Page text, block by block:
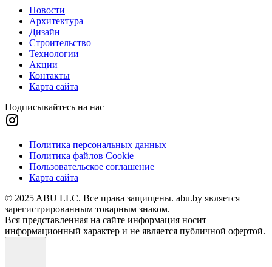
Новости
Архитектура
Дизайн
Строительство
Технологии
Акции
Контакты
Карта сайта
Подписывайтесь на нас
Политика персональных данных
Политика файлов Cookie
Пользовательское соглашение
Карта сайта
© 2025 ABU LLC. Все права защищены. abu.by является
зарегистрированным товарным знаком.
Вся представленная на сайте информация носит
информационный характер и не является публичной офертой.